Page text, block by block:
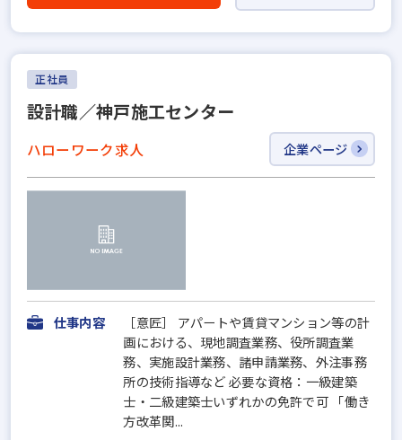
正社員
設計職／神戸施工センター
ハローワーク求人 企業ページ
仕事内容
［意匠］ アパートや賃貸マンション等の計
画における、現地調査業務、役所調査業
務、実施設計業務、諸申請業務、外注事務
所の技術指導など 必要な資格：一級建築
士・二級建築士いずれかの免許で可 「働き
方改革関...